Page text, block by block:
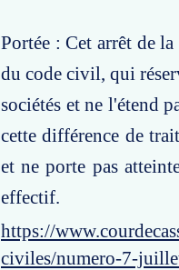
Portée : Cet arrêt de
du code civil, qui
sociétés et ne l'étend
cette différence de
et ne porte pas
effectif.
https://
civiles/numero-7-